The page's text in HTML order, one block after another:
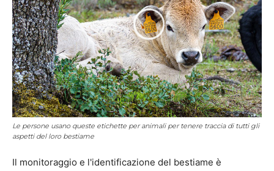
Le persone usano queste etichette per animali per tenere traccia di tutti gli
aspetti del loro bestiame
Il monitoraggio e l'identificazione del bestiame è